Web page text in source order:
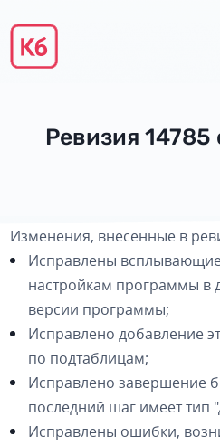
Ревизия 14785
Изменения, внесенные в
Исправлены
настройкам программы в
версии программы;
Исправлено добавление
по подтаблицам;
Исправлено завершение
последний шаг имеет тип
Исправлены ошибки,